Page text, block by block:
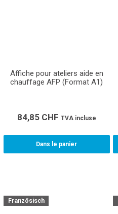
Affiche pour ateliers aide en
chauffage AFP (Format A1)
84,85 CHF TVA incluse
Dans le panier
Französisch